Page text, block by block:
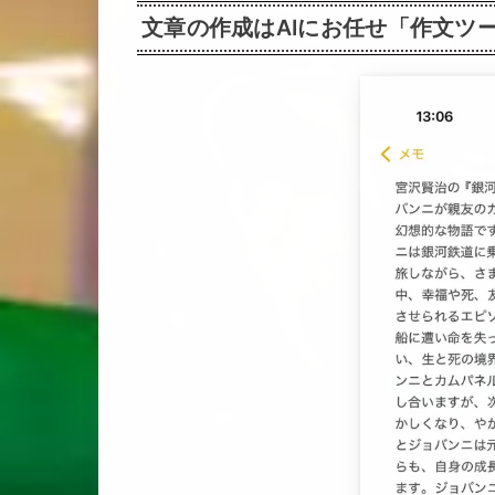
文章の作成はAIにお任せ「作文ツ